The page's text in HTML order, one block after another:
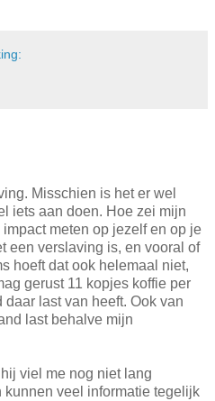
Misschien is het er wel
iets aan doen. Hoe zei mijn
meten op jezelf en op je
een verslaving is, en vooral of
hoeft dat ook helemaal niet,
gerust 11 kopjes koffie per
last van heeft. Ook van
last behalve mijn
viel me nog niet lang
veel informatie tegelijk